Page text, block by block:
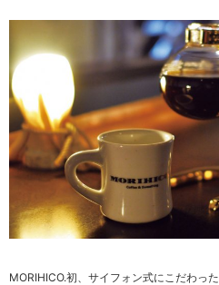
MORIHICO.初、サイフォン式にこだわった